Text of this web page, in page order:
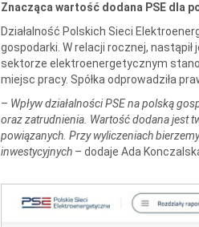
Znacząca wartość dodana PSE dla
Działalność Polskich Sieci
gospodarki. W relacji rocznej,
sektorze elektroenergetycznym
miejsc pracy. Spółka odprowadziła
– Wpływ działalności PSE na polską
oraz zatrudnienia. Wartość dodana jest
powiązanych. Przy wyliczeniach
inwestycyjnych – dodaje Ada